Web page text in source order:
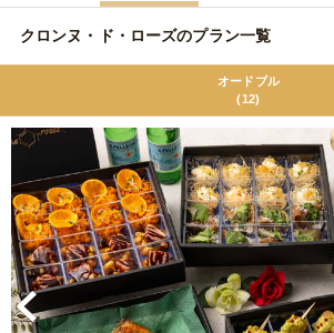
クロンヌ・ド・ローズのプラン一覧
オードブル
(12)
Previous